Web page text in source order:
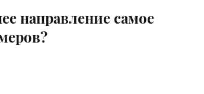
направление самое